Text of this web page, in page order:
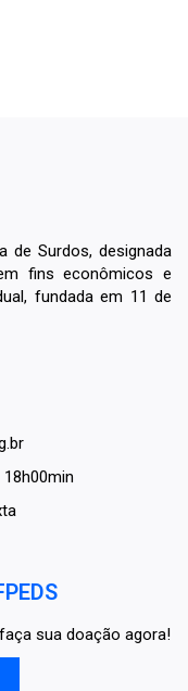
de Surdos, designada
fins econômicos e
fundada em 11 de
sua doação agora!